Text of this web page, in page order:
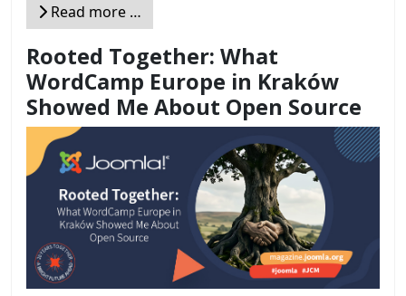
Read more …
Rooted Together: What
WordCamp Europe in Kraków
Showed Me About Open Source